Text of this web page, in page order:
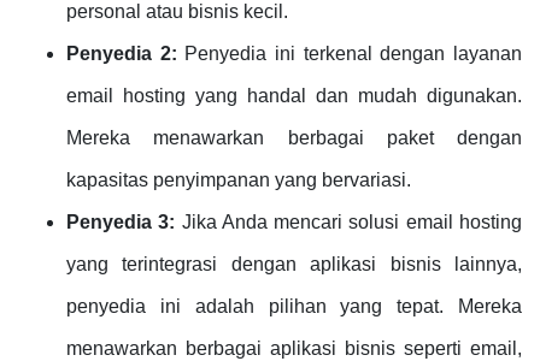
personal atau bisnis kecil.
Penyedia 2: Penyedia ini terkenal dengan layanan
email hosting yang handal dan mudah digunakan.
Mereka menawarkan berbagai paket dengan
kapasitas penyimpanan yang bervariasi.
Penyedia 3: Jika Anda mencari solusi email hosting
yang terintegrasi dengan aplikasi bisnis lainnya,
penyedia ini adalah pilihan yang tepat. Mereka
menawarkan berbagai aplikasi bisnis seperti email,